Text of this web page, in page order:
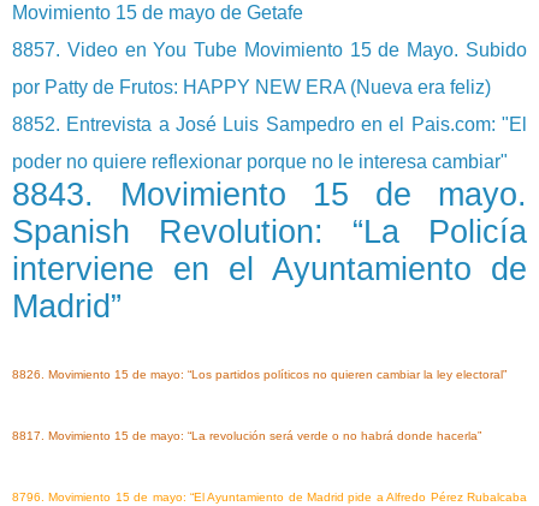
Movimiento 15 de mayo de Getafe
8857. Video en You Tube Movimiento 15 de Mayo. Subido
por Patty de Frutos: HAPPY NEW ERA (Nueva era feliz)
8852. Entrevista a José Luis Sampedro en el Pais.com: "El
poder no quiere reflexionar porque no le interesa cambiar"
8843. Movimiento 15 de mayo.
Spanish Revolution: “La Policía
interviene en el Ayuntamiento de
Madrid”
8826. Movimiento 15 de mayo: “Los partidos políticos no quieren cambiar la ley electoral”
8817. Movimiento 15 de mayo: “La revolución será verde o no habrá donde hacerla”
8796. Movimiento 15 de mayo: “El Ayuntamiento de Madrid pide a Alfredo Pérez Rubalcaba